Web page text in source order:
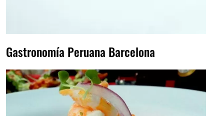
Gastronomía Peruana Barcelona